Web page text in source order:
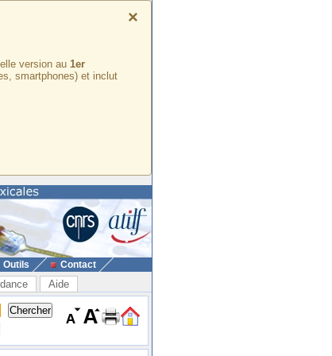
×
version au 1er
smartphones) et inclut
Outils Contact
Aide